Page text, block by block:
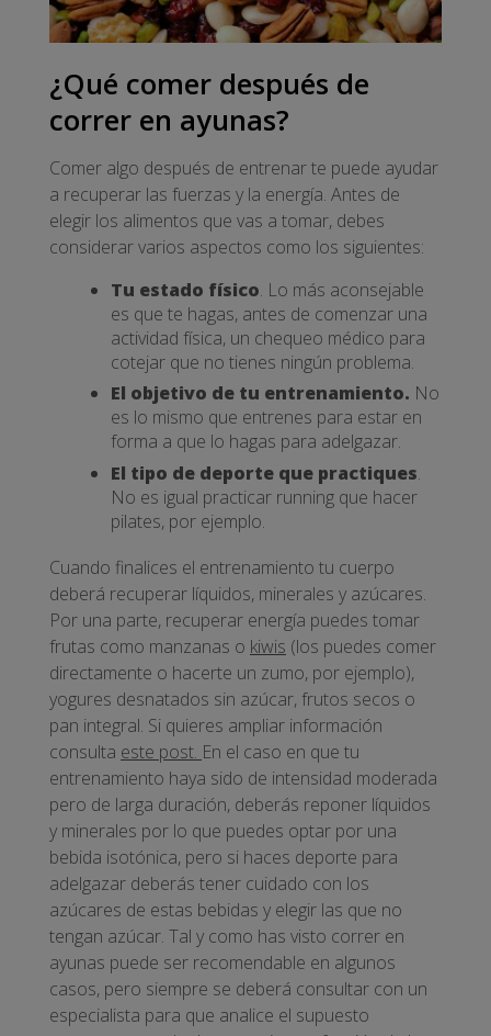
¿Qué comer después de
correr en ayunas?
Comer algo después de entrenar te puede ayudar
a recuperar las fuerzas y la energía. Antes de
elegir los alimentos que vas a tomar, debes
considerar varios aspectos como los siguientes:
Tu estado físico. Lo más aconsejable
es que te hagas, antes de comenzar una
actividad física, un chequeo médico para
cotejar que no tienes ningún problema.
El objetivo de tu entrenamiento. No
es lo mismo que entrenes para estar en
forma a que lo hagas para adelgazar.
El tipo de deporte que practiques.
No es igual practicar running que hacer
pilates, por ejemplo.
Cuando finalices el entrenamiento tu cuerpo
deberá recuperar líquidos, minerales y azúcares.
Por una parte, recuperar energía puedes tomar
frutas como manzanas o kiwis (los puedes comer
directamente o hacerte un zumo, por ejemplo),
yogures desnatados sin azúcar, frutos secos o
pan integral. Si quieres ampliar información
consulta este post. En el caso en que tu
entrenamiento haya sido de intensidad moderada
pero de larga duración, deberás reponer líquidos
y minerales por lo que puedes optar por una
bebida isotónica, pero si haces deporte para
adelgazar deberás tener cuidado con los
azúcares de estas bebidas y elegir las que no
tengan azúcar. Tal y como has visto correr en
ayunas puede ser recomendable en algunos
casos, pero siempre se deberá consultar con un
especialista para que analice el supuesto